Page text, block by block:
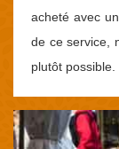
acheté avec
de ce service,
plutôt